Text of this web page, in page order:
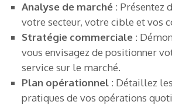
Analyse de marché : Présentez
votre secteur, votre cible et vos
Stratégie commerciale :
vous envisagez de positionner
service sur le marché.
Plan opérationnel : Détaillez
pratiques de vos opérations